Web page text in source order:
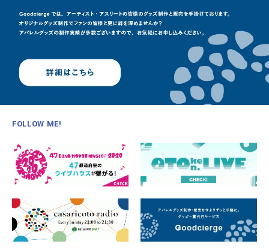
FOLLOW ME!